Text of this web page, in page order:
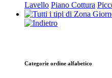
Lavello Piano Cottura
Categorie ordine alfabetico